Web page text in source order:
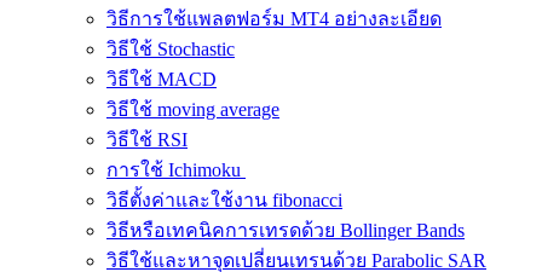
วิธีการใช้แพลตฟอร์ม MT4 อย่างละเอียด
วิธีใช้ Stochastic
วิธีใช้ MACD
วิธีใช้ moving average
วิธีใช้ RSI
การใช้ Ichimoku
วิธีตั้งค่าและใช้งาน fibonacci
วิธีหรือเทคนิคการเทรดด้วย Bollinger Bands
วิธีใช้และหาจุดเปลี่ยนเทรนด้วย Parabolic SAR